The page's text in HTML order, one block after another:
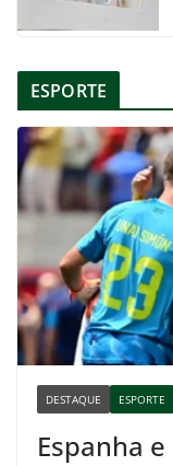
ESPORTE
DESTAQUE ESPORTE
Espanha